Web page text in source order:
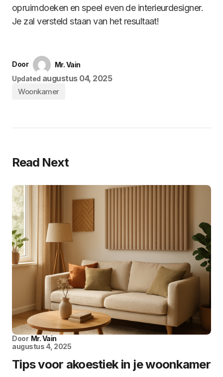
opruimdoeken en speel even de interieurdesigner.
Je zal versteld staan van het resultaat!
Door
Mr. Vain
Updated augustus 04, 2025
Woonkamer
Read Next
Door Mr. Vain
augustus 4, 2025
Tips voor akoestiek in je woonkamer